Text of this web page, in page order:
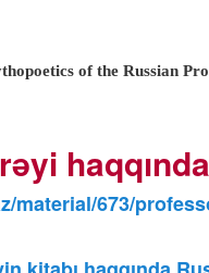
of the Russian
haqqında
material/673/